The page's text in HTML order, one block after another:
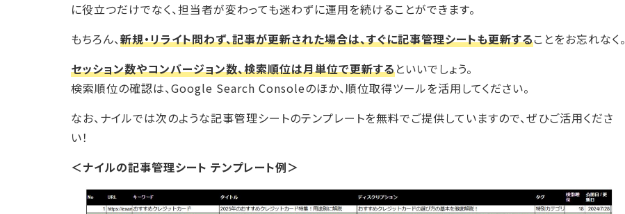
に役立つだけでなく、担当者が変わっても迷わずに運用を続けることができます。
もちろん、新規・リライト問わず、記事が更新された場合は、すぐに記事管理シートも更新することをお忘れなく。
セッション数やコンバージョン数、検索順位は月単位で更新するといいでしょう。
検索順位の確認は、Google Search Consoleのほか、順位取得ツールを活用してください。
なお、ナイルでは次のような記事管理シートのテンプレートを無料でご提供していますので、ぜひご活用くださ
い！
＜ナイルの記事管理シート テンプレート例＞